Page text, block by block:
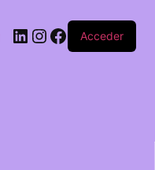
Acceder